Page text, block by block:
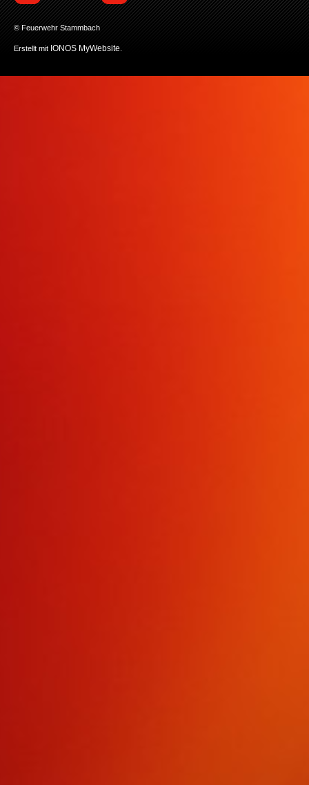
© Feuerwehr Stammbach
Erstellt mit IONOS MyWebsite